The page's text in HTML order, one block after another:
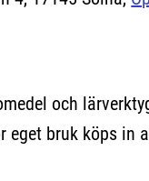
och
eget bruk köps in